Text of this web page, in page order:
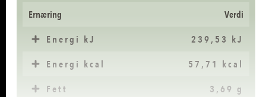
Ernæring Verdi
Energi kJ 239,53 kJ
Energi kcal 57,71 kcal
Fett 3,69 g